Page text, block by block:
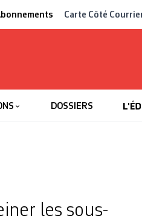
Carte Côté
DOSSIERS
les sous-